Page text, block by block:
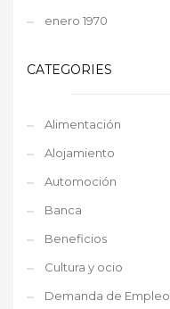
enero 1970
CATEGORIES
Alimentación
Alojamiento
Automoción
Banca
Beneficios
Cultura y ocio
Demanda de Empleo